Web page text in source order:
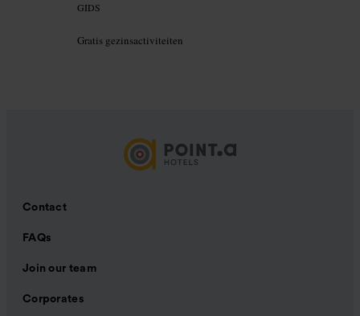
GIDS
Gratis gezinsactiviteiten
Contact
FAQs
Join our team
Corporates